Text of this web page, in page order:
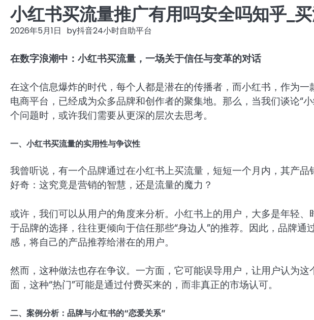
小红书买流量推广有用吗安全吗知乎_
2026年5月1日 by抖音24小时自助平台
在数字浪潮中：小红书买流量，一场关于信任与变革的对话
在这个信息爆炸的时代，每个人都是潜在的传播者，而小红书，作为
电商平台，已经成为众多品牌和创作者的聚集地。那么，当我们谈论“
个问题时，或许我们需要从更深的层次去思考。
一、小红书买流量的实用性与争议性
我曾听说，有一个品牌通过在小红书上买流量，短短一个月内，其产
好奇：这究竟是营销的智慧，还是流量的魔力？
或许，我们可以从用户的角度来分析。小红书上的用户，大多是年轻
于品牌的选择，往往更倾向于信任那些“身边人”的推荐。因此，品牌
感，将自己的产品推荐给潜在的用户。
然而，这种做法也存在争议。一方面，它可能误导用户，让用户认为
面，这种“热门”可能是通过付费买来的，而非真正的市场认可。
二、案例分析：品牌与小红书的“恋爱关系”